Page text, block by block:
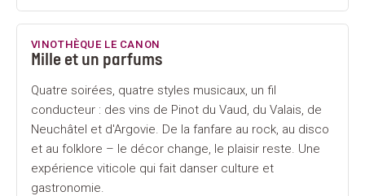
VINOTHÈQUE LE CANON
Mille et un parfums
Quatre soirées, quatre styles musicaux, un fil
conducteur : des vins de Pinot du Vaud, du Valais, de
Neuchâtel et d'Argovie. De la fanfare au rock, au disco
et au folklore – le décor change, le plaisir reste. Une
expérience viticole qui fait danser culture et
gastronomie.